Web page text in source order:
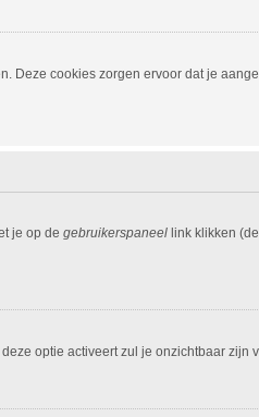
cookies zorgen ervoor dat je
je op de gebruikerspaneellink klikken
deze optie activeert zul je onzichtbaar